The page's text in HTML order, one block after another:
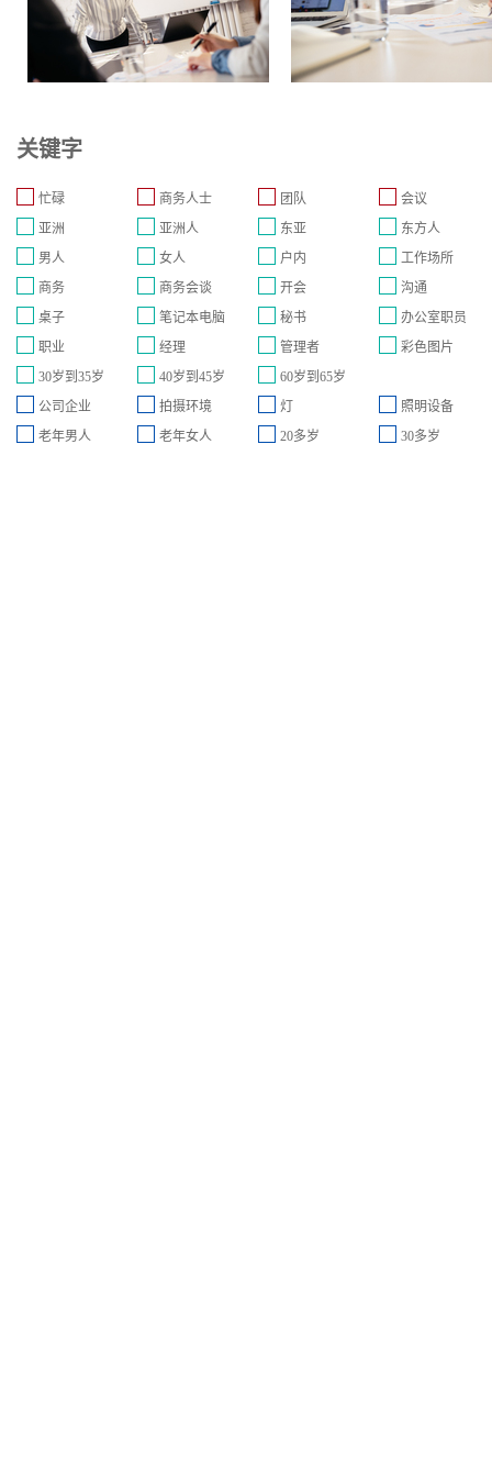
关键字
忙碌 商务人士 团队
会议
亚洲
亚洲人 东亚
东方人
男人
女人 户内
工作场所
商务
商务会谈 开会
沟通
桌子
笔记本电脑 秘书
办公室职员
职业
经理 管理者
彩色图片
30岁到35岁
40岁到45岁
60岁到65岁
公司企业
拍摄环境 灯
照明设备
老年男人
老年女人 20多岁 30多岁